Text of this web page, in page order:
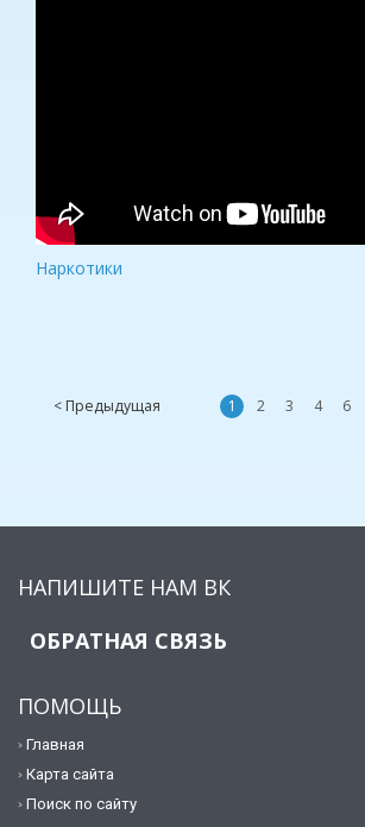
Наркотики
< Предыдущая 1 2 3 4 6
НАПИШИТЕ НАМ ВК
ОБРАТНАЯ СВЯЗЬ
ПОМОЩЬ
Главная
Карта сайта
Поиск по сайту